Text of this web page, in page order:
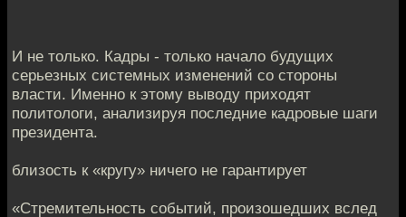
И не только. Кадры - только начало будущих
серьезных системных изменений со стороны
власти. Именно к этому выводу приходят
политологи, анализируя последние кадровые шаги
президента.
близость к «кругу» ничего не гарантирует
«Стремительность событий, произошедших вслед